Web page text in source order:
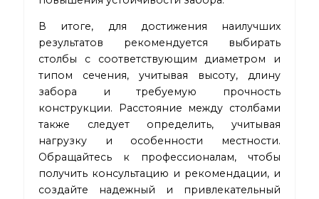
В итоге, для достижения наилучших
результатов рекомендуется выбирать
столбы с соответствующим диаметром и
типом сечения, учитывая высоту, длину
забора и требуемую прочность
конструкции. Расстояние между столбами
также следует определить, учитывая
нагрузку и особенности местности.
Обращайтесь к профессионалам, чтобы
получить консультацию и рекомендации, и
создайте надежный и привлекательный